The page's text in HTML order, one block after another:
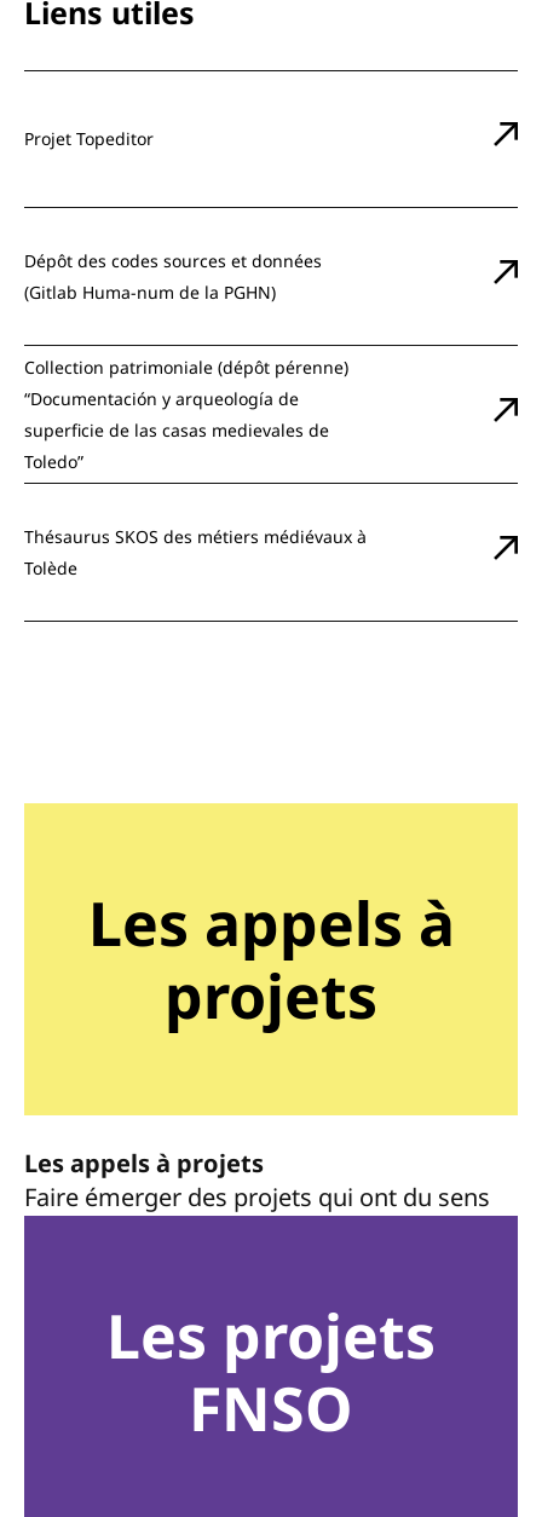
Liens utiles
Projet Topeditor
Dépôt des codes sources et données
(Gitlab Huma-num de la PGHN)
Collection patrimoniale (dépôt pérenne)
“Documentación y arqueología de
superficie de las casas medievales de
Toledo”
Thésaurus SKOS des métiers médiévaux à
Tolède
Les appels à
projets
Les appels à projets
Faire émerger des projets qui ont du sens
Les projets
FNSO